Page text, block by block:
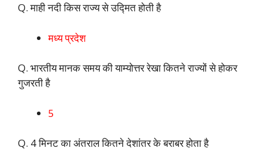
Q. माही नदी किस राज्य से उद्मित होती है
मध्य प्रदेश
Q. भारतीय मानक समय की याम्योत्तर रेखा कितने राज्यों से होकर
गुजरती है
5
Q. 4 मिनट का अंतराल कितने देशांतर के बराबर होता है